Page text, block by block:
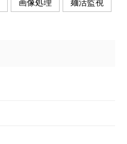
画像処理 麺活監視